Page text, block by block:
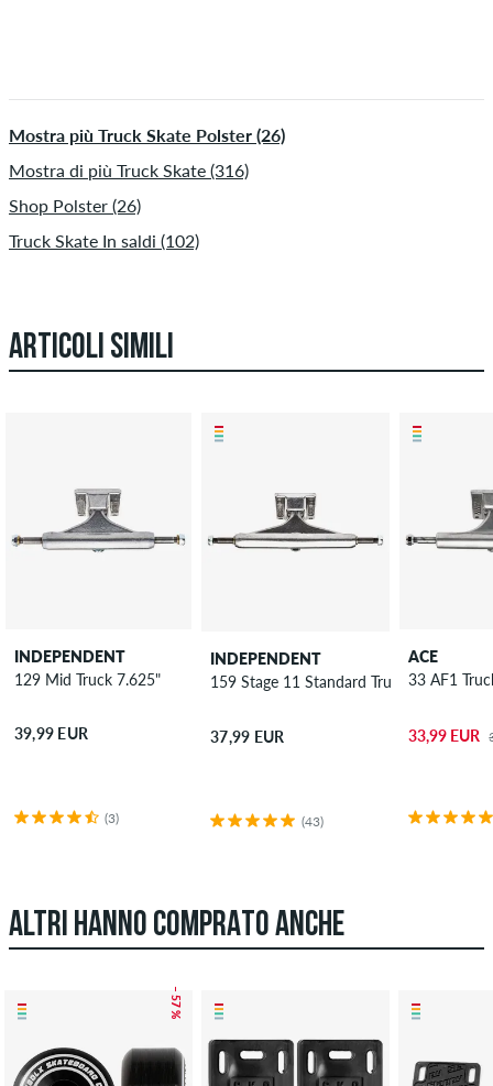
Mostra più Truck Skate Polster (26)
Mostra di più Truck Skate (316)
Shop Polster (26)
Truck Skate In saldi (102)
ARTICOLI SIMILI
INDEPENDENT
129 Mid Truck 7.625"
39,99 EUR
(3)
INDEPENDENT
159 Stage 11 Standard Truck 8.75"
37,99 EUR
(43)
ACE
33 AF1
33,99 EUR
ALTRI HANNO COMPRATO ANCHE
– 57 %